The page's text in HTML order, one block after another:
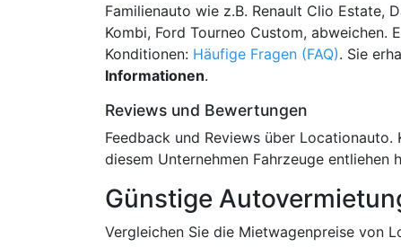
Familienauto wie z.B. Renault Clio Estate,
Kombi, Ford Tourneo Custom, abweichen.
Konditionen: Häufige Fragen (FAQ). Sie
Informationen.
Reviews und Bewertungen
Feedback und Reviews über
diesem Unternehmen Fahrzeuge entliehen
Günstige
Vergleichen Sie die Mietwagenpreise von